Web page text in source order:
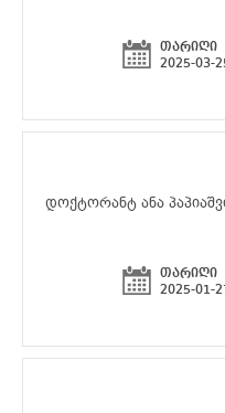
თარიღი
2025-03-
დოქტორანტ ანა
თარიღი
2025-01-